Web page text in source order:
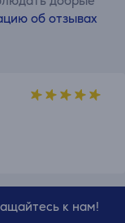
об отзывах
к нам!